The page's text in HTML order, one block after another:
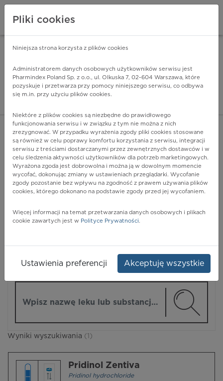
Pharmindex - lider
ZALOGUJ SIĘ
POKAŻ FILTRY
Pharmindex
Wyniki wyszukiwania (1)
Pridinol Zentiva
Pridinol hydrochloride
Pliki cookies
Niniejsza strona korzysta z plików cookies
Administratorem danych osobowych użytkowników serwisu jest
Pharmindex Poland Sp. z o.o., ul. Olkuska 7, 02-604 Warszawa, które
pozyskuje i przetwarza przy pomocy niniejszego serwisu, co odbywa
się m.in. przy użyciu plików cookies.
Niektóre z plików cookies są niezbędne do prawidłowego
funkcjonowania serwisu i w związku z tym nie można z nich
zrezygnować. W przypadku wyrażenia zgody pliki cookies stosowane
są również w celu poprawy komfortu korzystania z serwisu, integracji
serwisu z treściami dostarczanymi przez zewnętrznych dostawców i w
celu śledzenia aktywności użytkowników dla potrzeb marketingowych.
Wyrażona zgoda jest dobrowolna i można ją w dowolnym momencie
wycofać, dokonując zmiany w ustawieniach przeglądarki. Wycofanie
zgody pozostanie bez wpływu na zgodność z prawem używania plików
cookies, którego dokonano na podstawie zgody przed jej wycofaniem.
Więcej informacji na temat przetwarzania danych osobowych i plikach
cookie zawartych jest w Polityce Prywatności.
Ustawienia preferencji Akceptuję wszystkie
ZA DARMO - w Google Play INSTALUJ